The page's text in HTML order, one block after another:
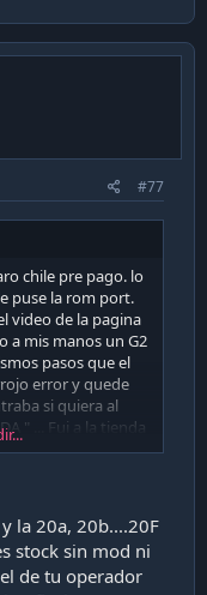
#77
chile pre pago. lo
puse la rom port.
video de la pagina
a mis manos un G2
pasos que el
error y quede
si quiera al
" ... Fui a la tienda
por hoy ya
... se crea algun
o quiero saber el
que la primera
la 20a, 20b....20F
stock sin mod ni
de tu operador